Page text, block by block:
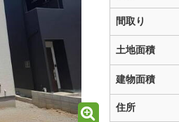
間取り
土地面積
建物面積
住所